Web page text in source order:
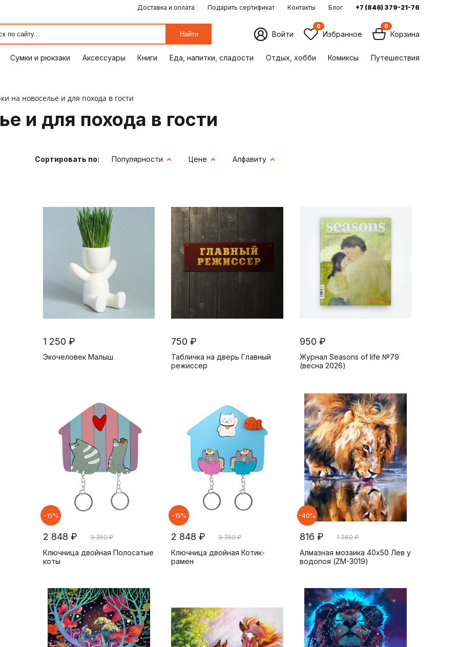
Доставка и оплата Подарить сертификат Контакты Блог +7 (846) 379-21-76
Найти Войти
0
Избранное
0
Корзина
Сумки и рюкзаки Аксессуары Книги Еда, напитки, сладости Отдых, хобби Комиксы Путешествия
ПОДАРКИ
СУМКИ И РЮКЗАКИ
АКСЕССУАРЫ
ЕДА, НАПИТКИ, СЛАДОСТИ
ОТДЫХ, ХОББИ
КОМИКСЫ
ПУТЕШЕСТВИЯ
на новоселье и для похода в гости
и для похода в гости
Сортировать по: Популярности Цене Алфавиту
1 250 ₽
Экочеловек Малыш
750 ₽
Табличка на дверь Главный
режиссер
950 ₽
Журнал Seasons of life №79
(весна 2026)
-15%
2 848 ₽ 3 350 ₽
Ключница двойная Полосатые
коты
-15%
2 848 ₽ 3 350 ₽
Ключница двойная Котик-
рамен
-40%
816 ₽ 1 360 ₽
Алмазная мозаика 40x50 Лев у
водопоя (ZM-3019)